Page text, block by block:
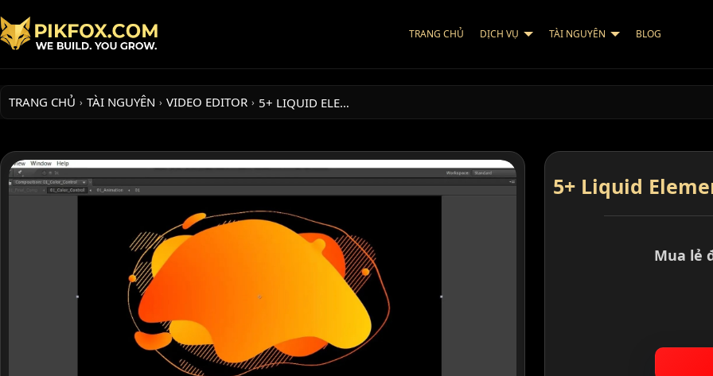
TRANG CHỦ DỊCH VỤ TÀI NGUYÊN BLOG
TRANG CHỦ › TÀI NGUYÊN › VIDEO EDITOR › 5+ LIQUID ELE…
5+ Liquid
Mua lẻ